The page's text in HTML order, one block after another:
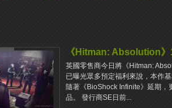
《Hitman: Absolution
英國零售商今日將《Hitman:
已曝光眾多預定福利來說，本作
隨著《BioShock Infinite》延期
品。 發行商SE日前...